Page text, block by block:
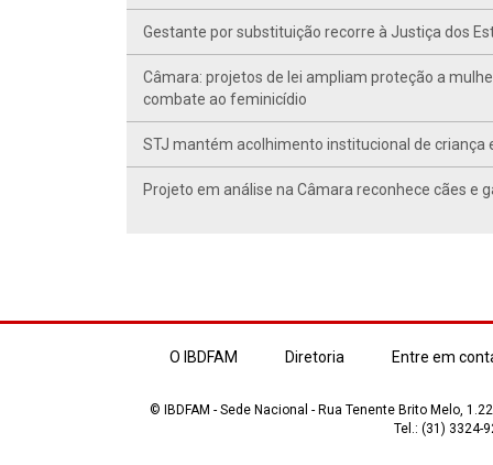
Gestante por substituição recorre à Justiça dos
Câmara: projetos de lei ampliam proteção a
combate ao feminicídio
STJ mantém acolhimento institucional de criança
Projeto em análise na Câmara reconhece cães e
O IBDFAM Diretoria Entre em
© IBDFAM - Sede Nacional - Rua Tenente Brito Melo,
Tel.: (31) 3324-